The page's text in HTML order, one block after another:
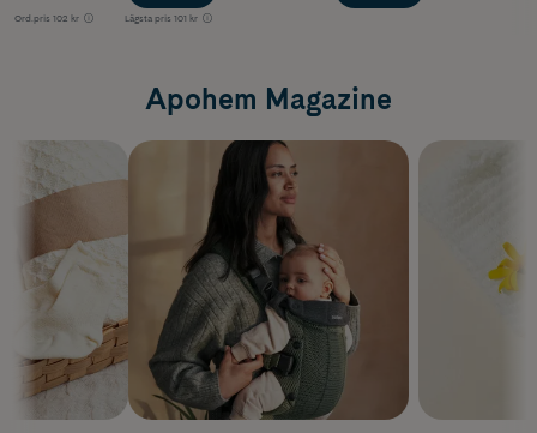
Ord.pris 102 kr Lägsta pris 101 kr
Apohem Magazine